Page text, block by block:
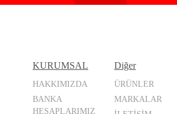
KURUMSAL
HAKKIMIZDA
BANKA
HESAPLARIMIZ
Diğer
ÜRÜNLER
MARKALAR